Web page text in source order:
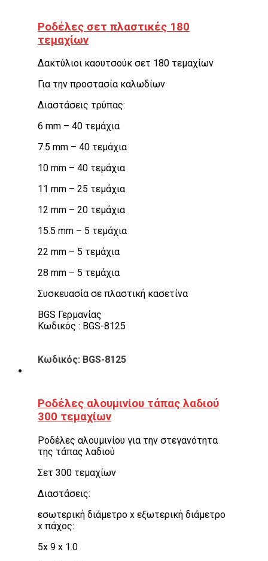
Ροδέλες σετ πλαστικές 180
τεμαχίων
Δακτύλιοι καουτσούκ σετ 180 τεμαχίων
Για την προστασία καλωδίων
Διαστάσεις τρύπας:
6 mm – 40 τεμάχια
7.5 mm – 40 τεμάχια
10 mm – 40 τεμάχια
11 mm – 25 τεμάχια
12 mm – 20 τεμάχια
15.5 mm – 5 τεμάχια
22 mm – 5 τεμάχια
28 mm – 5 τεμάχια
Συσκευασία σε πλαστική κασετίνα
BGS Γερμανίας
Κωδικός : BGS-8125
Κωδικός: BGS-8125
Ροδέλες αλουμινίου τάπας λαδιού
300 τεμαχίων
Ροδέλες αλουμινίου για την στεγανότητα
της τάπας λαδιού
Σετ 300 τεμαχίων
Διαστάσεις:
εσωτερική διάμετρο x εξωτερική διάμετρο
x πάχος:
5x 9 x 1.0